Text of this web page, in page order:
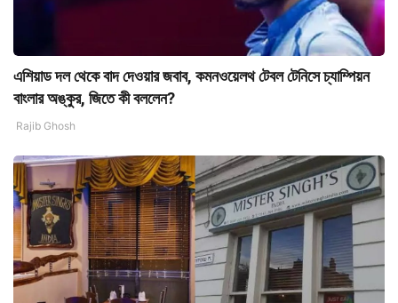
এশিয়াড দল থেকে বাদ দেওয়ার জবাব, কমনওয়েলথ টেবল টেনিসে চ্যাম্পিয়ন
বাংলার অঙ্কুর, জিতে কী বললেন?
Rajib Ghosh